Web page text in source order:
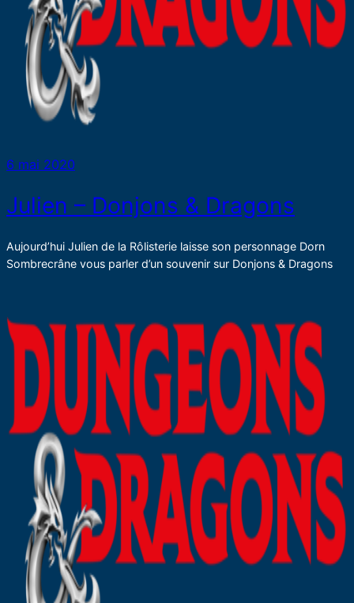
6 mai 2020
Julien – Donjons & Dragons
Aujourd’hui Julien de la Rôlisterie laisse son personnage Dorn
Sombrecrâne vous parler d’un souvenir sur Donjons & Dragons